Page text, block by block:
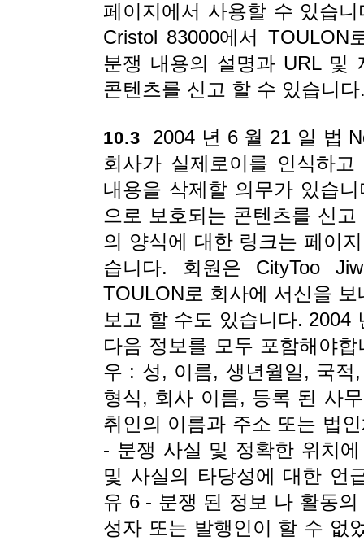
페이지에서 사용할 수 있습
Cristol 83000에서
분쟁 내용의 설명과 URL 및
콘텐츠를 신고 할 수 있습니다
10.3 2004 년 6 월 21 일 법
회사가 실제로이를 인식하
내용을 삭제할 의무가 있습
으로 보호되는 콘텐츠를 신
의 양식에 대한 링크는 페이
습니다. 회원은 CityToo
TOULON로 회사에 서신을
보고 할 수도 있습니다.
다음 정보를 모두 포함해야
우 : 성, 이름, 생년월일, 국
형식, 회사 이름, 등록 된 사
취인의 이름과 주소 또는 법
- 분쟁 사실 및 정확한 위치
및 사실의 타당성에 대한 언
유 6 - 분쟁 된 정보 나 활동
성자 또는 발행인이 할 수 없